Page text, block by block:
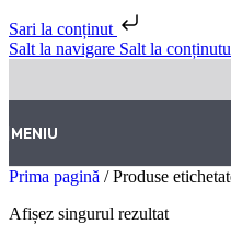
Sari la conținut
Salt la navigare Salt la
MENIU
Prima pagină / Produse
Afișez singurul rezultat